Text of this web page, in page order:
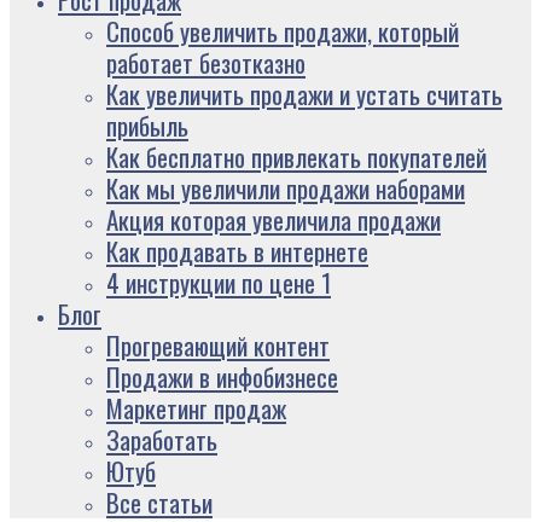
Способ увеличить продажи, который
работает безотказно
Как увеличить продажи и устать считать
прибыль
Как бесплатно привлекать покупателей
Как мы увеличили продажи наборами
Акция которая увеличила продажи
Как продавать в интернете
4 инструкции по цене 1
Блог
Прогревающий контент
Продажи в инфобизнесе
Маркетинг продаж
Заработать
Ютуб
Все статьи